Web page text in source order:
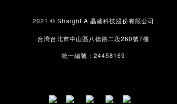
2021 © Straight A 晶盛科技股份有限公司
台灣台北市中山區八德路二段260號7樓
統一編號： 24458169